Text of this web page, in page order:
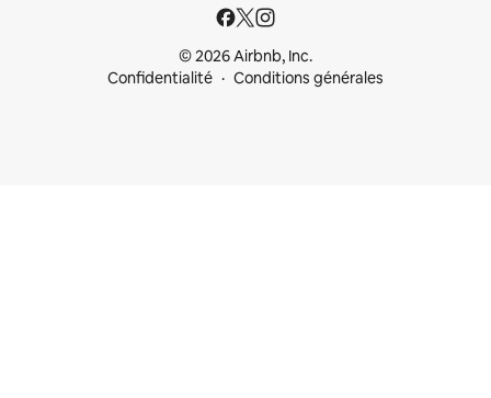
© 2026 Airbnb, Inc.
Confidentialité
Conditions générales